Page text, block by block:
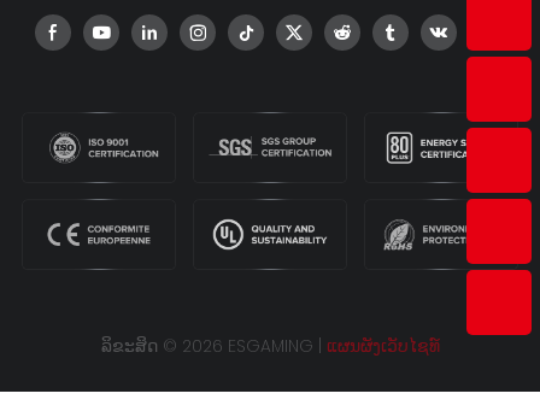
ລິຂະສິດ © 2026 ESGAMING | ແຜນຜັງເວັບໄຊທ໌